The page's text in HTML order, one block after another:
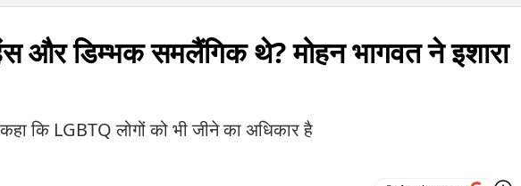
और डिम्भक समलैंगिक थे? मोहन भागवत ने इशारा
कि LGBTQ लोगों को भी जीने का अधिकार है